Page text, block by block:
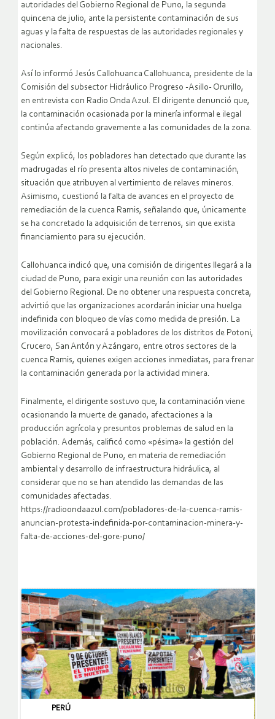
autoridades del Gobierno Regional de Puno, la segunda
quincena de julio, ante la persistente contaminación de sus
aguas y la falta de respuestas de las autoridades regionales y
nacionales.
Así lo informó Jesús Callohuanca Callohuanca, presidente de la
Comisión del subsector Hidráulico Progreso -Asillo- Orurillo,
en entrevista con Radio Onda Azul. El dirigente denunció que,
la contaminación ocasionada por la minería informal e ilegal
continúa afectando gravemente a las comunidades de la zona.
Según explicó, los pobladores han detectado que durante las
madrugadas el río presenta altos niveles de contaminación,
situación que atribuyen al vertimiento de relaves mineros.
Asimismo, cuestionó la falta de avances en el proyecto de
remediación de la cuenca Ramis, señalando que, únicamente
se ha concretado la adquisición de terrenos, sin que exista
financiamiento para su ejecución.
Callohuanca indicó que, una comisión de dirigentes llegará a la
ciudad de Puno, para exigir una reunión con las autoridades
del Gobierno Regional. De no obtener una respuesta concreta,
advirtió que las organizaciones acordarán iniciar una huelga
indefinida con bloqueo de vías como medida de presión. La
movilización convocará a pobladores de los distritos de Potoni,
Crucero, San Antón y Azángaro, entre otros sectores de la
cuenca Ramis, quienes exigen acciones inmediatas, para frenar
la contaminación generada por la actividad minera.
Finalmente, el dirigente sostuvo que, la contaminación viene
ocasionando la muerte de ganado, afectaciones a la
producción agrícola y presuntos problemas de salud en la
población. Además, calificó como «pésima» la gestión del
Gobierno Regional de Puno, en materia de remediación
ambiental y desarrollo de infraestructura hidráulica, al
considerar que no se han atendido las demandas de las
comunidades afectadas.
https://radioondaazul.com/pobladores-de-la-cuenca-ramis-
anuncian-protesta-indefinida-por-contaminacion-minera-y-
falta-de-acciones-del-gore-puno/
PERÚ